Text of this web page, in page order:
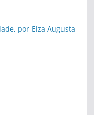
por Elza Augusta